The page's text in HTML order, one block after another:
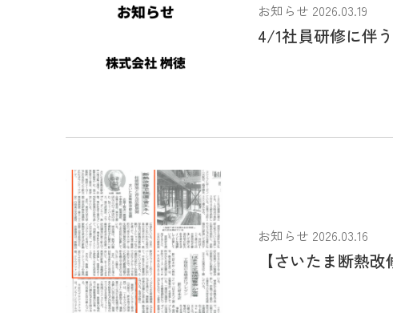
お知らせ 2026.03.19
4/1社員研修に伴
お知らせ 2026.03.16
【さいたま断熱